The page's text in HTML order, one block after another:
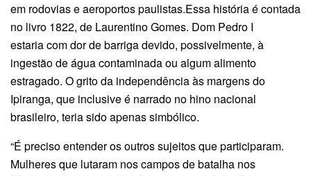
em rodovias e aeroportos paulistas.Essa história é contada
no livro 1822, de Laurentino Gomes. Dom Pedro I
estaria com dor de barriga devido, possivelmente, à
ingestão de água contaminada ou algum alimento
estragado. O grito da independência às margens do
Ipiranga, que inclusive é narrado no hino nacional
brasileiro, teria sido apenas simbólico.
“É preciso entender os outros sujeitos que participaram.
Mulheres que lutaram nos campos de batalha nos